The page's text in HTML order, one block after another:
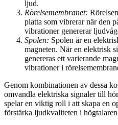
ljud.
Rörelsemembranet:
platta som vibrerar när den
vibrationer genererar
Spolen: Spolen är en
magneten. När en elektrisk
genereras ett varierande
vibrationer i
Genom kombinationen av dessa
omvandla elektriska signaler till
spelar en viktig roll i att skapa en
förstärka ljudkvaliteten i